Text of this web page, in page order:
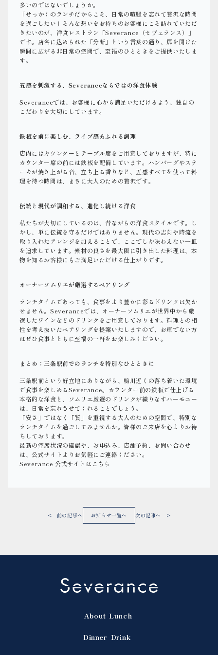
多いのではないでしょうか。
「せっかくのランチだからこそ、日常の喧騒を忘れて贅沢な時間
を過ごしたい」そんな想いをお持ちのお客様にこそ訪れていただ
きたいのが、洋食レストラン「Severance（セヴェランス）」
です。店名に込められた「分断」という言葉の通り、扉を開けた
瞬間に広がる非日常の空間で、至福のひとときをご提供いたしま
す。
五感を刺激する、Severanceならではの洋食体験
Severanceでは、お客様に心から満足いただけるよう、独自の
こだわりを大切にしています。
鉄板を前に楽しむ、ライブ感あふれる調理
店内にはカウンターとテーブル席をご用意しておりますが、特に
カウンター席の前には鉄板を配備しています。ハンバーグやステ
ーキが焼き上がる音、立ち上る香りなど、五感すべてを使って料
理を待つ時間は、まさに大人のための贅沢です。
伝統と現代が調和する、進化し続ける洋食
私たちが大切にしているのは、昔ながらの洋食スタイルです。し
かし、単に伝統を守るだけではありません。現代の志向や時流を
取り入れたアレンジを加えることで、ここでしか味わえない一皿
を追求しています。素材の良さを最大限に引き出した料理は、本
物を知るお客様にもご満足いただける仕上がりです。
オーナーソムリエが厳選するペアリング
ランチタイムであっても、食事をより豊かに彩るドリンクは欠か
せません。Severanceでは、オーナーソムリエが世界中から厳
選したワインなどのドリンクをご用意しております。料理との相
性を考え抜いたペアリングを提案いたしますので、お車でない方
はぜひ食事とともに至福の一杯をお楽しみください。
まとめ：三条駅前でのランチを特別なひとときに
三条駅前という好立地にありながら、鴨川近くの落ち着いた環境
で食事を楽しめるSeverance。カウンター前の鉄板で仕上げる
本格的な洋食と、ソムリエ厳選のドリンクが織りなすハーモニー
は、日常を忘れさせてくれることでしょう。
「安さ」ではなく「質」を重視する大人のための空間で、特別な
ランチタイムを過ごしてみませんか。皆様のご来店を心よりお待
ちしております。
最新の空席状況の確認や、お申込み、店舗予約、お問い合わせ
は、公式サイトよりお気軽にご連絡ください。
Severance 公式サイトはこちら
< 前の記事へ お知らせ一覧へ 次の記事へ >
About
Dinner
Lunch
Drink